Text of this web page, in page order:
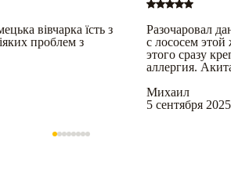
вівчарка їсть з
проблем з
Разочаровал
с лососем
этого сразу
аллергия.
Михаил
5 сентября 2025